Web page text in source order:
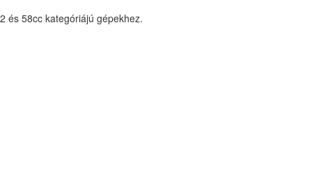
és 58cc kategóriájú gépekhez.